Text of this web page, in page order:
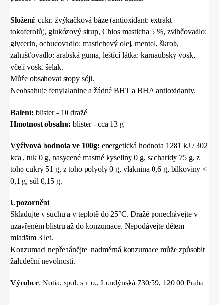
Složení: cukr, žvýkačková báze (antioxidant: extrakt
tokoferolů), glukózový sirup, Chios masticha 5 %, zvlhčovadlo:
glycerin, ochucovadlo: mastichový olej, mentol, škrob,
zahušťovadlo: arabská guma, leštící látka: karnaubský vosk,
včelí vosk, šelak.
Může obsahovat stopy sóji.
Neobsahuje fenylalanine a žádné BHT a BHA antioxidanty.
Balení: blister - 10 dražé
Hmotnost obsahu: blister - cca 13 g
Výživová hodnota ve 100g: energetická hodnota 1281 kJ / 302
kcal, tuk 0 g, nasycené mastné kyseliny 0 g, sacharidy 75 g, z
toho cukry 51 g, z toho polyoly 0 g, vláknina 0,6 g, bílkoviny <
0,1 g, sůl 0,15 g.
Upozornění
Skladujte v suchu a v teplotě do 25°C. Dražé ponechávejte v
uzavřeném blistru až do konzumace. Nepodávejte dětem
mladším 3 let.
Konzumaci nepřehánějte, nadměrná konzumace může způsobit
žaludeční nevolnosti.
Výrobce: Notia, spol. s r. o., Londýnská 730/59, 120 00 Praha